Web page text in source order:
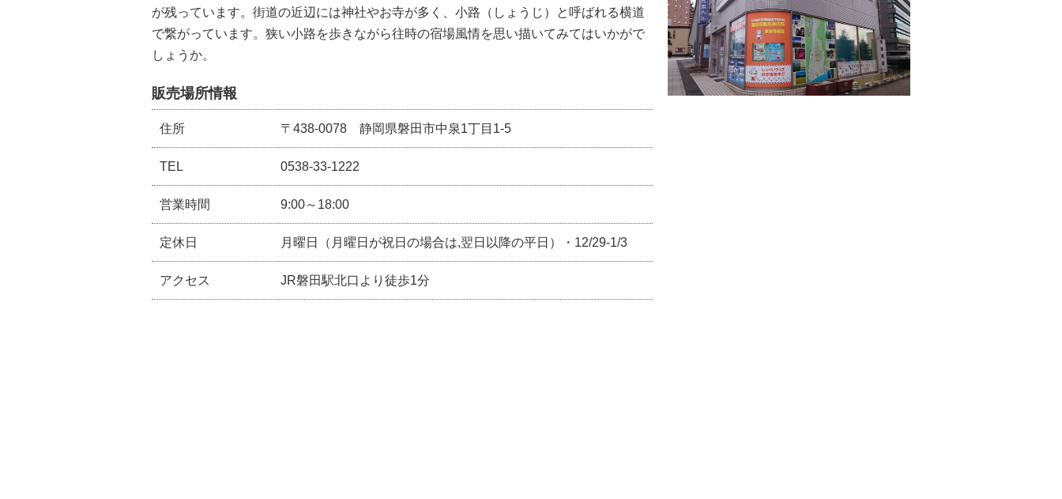
が残っています。街道の近辺には神社やお寺が多く、小路（しょうじ）と呼ばれる横道
で繋がっています。狭い小路を歩きながら往時の宿場風情を思い描いてみてはいかがで
しょうか。
販売場所情報
住所 〒438-0078 静岡県磐田市中泉1丁目1‐5
TEL 0538-33-1222
営業時間 9:00～18:00
定休日 月曜日（月曜日が祝日の場合は,翌日以降の平日）・12/29-1/3
アクセス JR磐田駅北口より徒歩1分